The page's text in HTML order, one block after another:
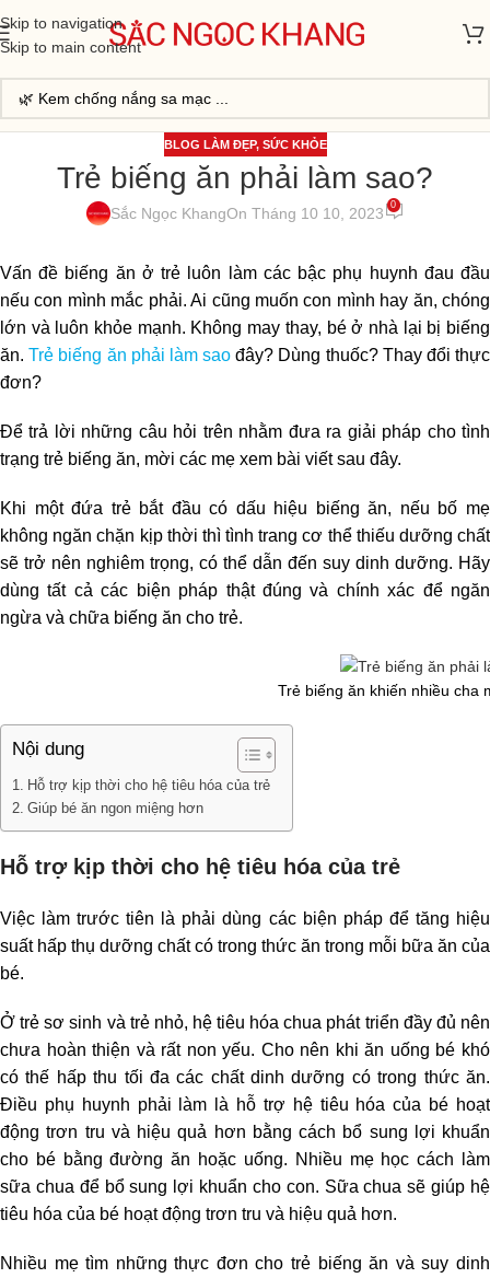
Skip to navigation
Skip to main content
BLOG LÀM ĐẸP, SỨC KHỎE
Trẻ biếng ăn phải làm sao?
Sắc Ngọc KhangOn Tháng 10 10, 2023 0
Vấn đề biếng ăn ở trẻ luôn làm các bậc phụ huynh đau đầu
nếu con mình mắc phải. Ai cũng muốn con mình hay ăn, chóng
lớn và luôn khỏe mạnh. Không may thay, bé ở nhà lại bị biếng
ăn.Trẻ biếng ăn phải làm sao đây? Dùng thuốc? Thay đổi thực
đơn?
Để trả lời những câu hỏi trên nhằm đưa ra giải pháp cho tình
trạng trẻ biếng ăn, mời các mẹ xem bài viết sau đây.
Khi một đứa trẻ bắt đầu có dấu hiệu biếng ăn, nếu bố mẹ
không ngăn chặn kịp thời thì tình trang cơ thể thiếu dưỡng chất
sẽ trở nên nghiêm trọng, có thể dẫn đến suy dinh dưỡng. Hãy
dùng tất cả các biện pháp thật đúng và chính xác để ngăn
ngừa và chữa biếng ăn cho trẻ.
Trẻ biếng ăn khiến nhiều cha
Nội dung
Hỗ trợ kịp thời cho hệ tiêu hóa của trẻ
Giúp bé ăn ngon miệng hơn
Hỗ trợ kịp thời cho hệ tiêu hóa của trẻ
Việc làm trước tiên là phải dùng các biện pháp để tăng hiệu
suất hấp thụ dưỡng chất có trong thức ăn trong mỗi bữa ăn của
bé.
Ở trẻ sơ sinh và trẻ nhỏ, hệ tiêu hóa chua phát triển đầy đủ nên
chưa hoàn thiện và rất non yếu. Cho nên khi ăn uống bé khó
có thế hấp thu tối đa các chất dinh dưỡng có trong thức ăn.
Điều phụ huynh phải làm là hỗ trợ hệ tiêu hóa của bé hoạt
động trơn tru và hiệu quả hơn bằng cách bổ sung lợi khuẩn
cho bé bằng đường ăn hoặc uống. Nhiều mẹ học cách làm
sữa chua để bổ sung lợi khuẩn cho con. Sữa chua sẽ giúp hệ
tiêu hóa của bé hoạt động trơn tru và hiệu quả hơn.
Nhiều mẹ tìm những thực đơn cho trẻ biếng ăn và suy dinh